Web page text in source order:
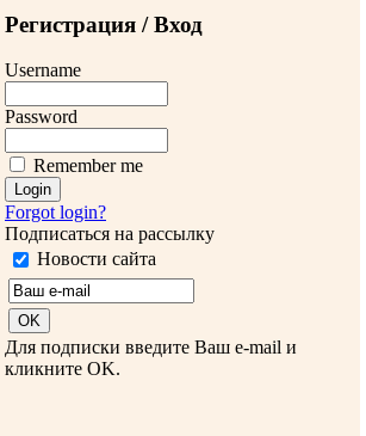
Регистрация / Вход
Username
Password
Remember me
Forgot login?
Подписаться на рассылку
Новости сайта
Для подписки введите Ваш e-mail и
кликните OK.